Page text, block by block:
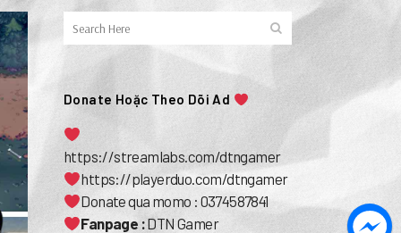
Donate Hoặc Theo Dõi Ad
https://streamlabs.com/dtngamer
https://playerduo.com/dtngamer
Donate qua momo : 0374587841
Fanpage :DTN Gamer